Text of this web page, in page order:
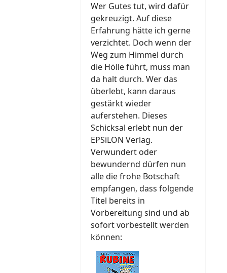
Wer Gutes tut, wird dafür
gekreuzigt. Auf diese
Erfahrung hätte ich gerne
verzichtet. Doch wenn der
Weg zum Himmel durch
die Hölle führt, muss man
da halt durch. Wer das
überlebt, kann daraus
gestärkt wieder
auferstehen. Dieses
Schicksal erlebt nun der
EPSiLON Verlag.
Verwundert oder
bewundernd dürfen nun
alle die frohe Botschaft
empfangen, dass folgende
Titel bereits in
Vorbereitung sind und ab
sofort vorbestellt werden
können: